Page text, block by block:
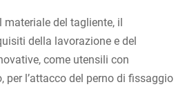
del tagliente, il
della lavorazione e del
come utensili con
l’attacco del perno di fissaggio